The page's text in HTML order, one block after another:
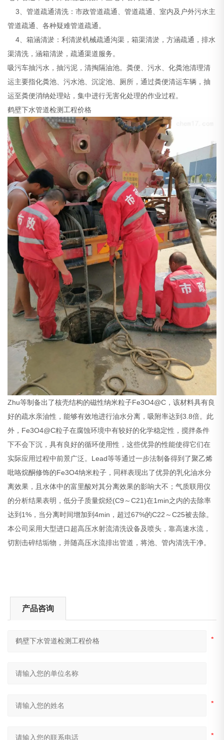
3、管道疏通清洗：市政管道疏通、管道疏通、室内及户外污水主
管道疏通、各种疑难管道疏通。
4、箱涵清淤：利清淤机械疏通沟渠，箱渠清淤，方涵疏通，排水
渠清洗，涵箱清淤，疏通渠道服务。
吸污车抽污水，抽污泥，清掏隔油池。粪便、污水、化粪池清理清
运主要指化粪池、污水池、沉淀池、厕所，通过粪便清运车辆，抽
运至粪便消纳处理站，集中进行无害化处理的作业过程。
鹤壁下水管道检测工程价格
Zhu等制备出了核壳结构的磁性纳米粒子Fe3O4@C，该材料具有良
好的疏水亲油性，能够有效地进行油水分离，吸附率达到3.8倍。此
外，Fe3O4@C粒子在腐蚀环境中有较好的化学稳定性，搅拌条件
下不会下沉，具有良好的循环使用性，这些优异的性能使得它们在
实际应用过程中前景广泛。Lead等等通过一步法制备得到了聚乙烯
吡咯烷酮修饰的Fe3O4纳米粒子，同样表现出了优异的乳化油水分
离效果，且水体中的富里酸对其分离效果的影响大不；气质联用仪
的分析结果表明，低分子质量烷烃(C9～C21)在1min之内的去除率
达到1%，当分离时间增加到4min，超过67%的C22～C25被去除。
本公司采用大型进口超高压水射流清洗设备及喷头，靠高速水流，
切割击碎结垢物，并随高压水流排出管道，将池、管内清洗干净。
产品咨询